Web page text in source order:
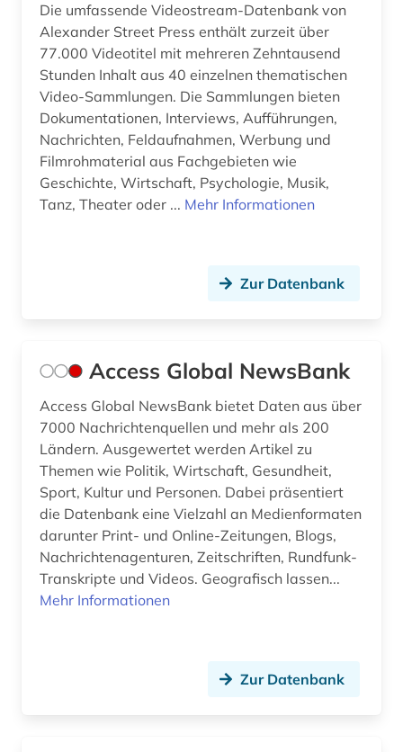
dänemark (7)
e-book (2)
e-commerce (1)
e-learning (7)
e-tutorial (1)
einblattdrucke (1)
elektronische bibliothek (1)
elektronische kunst (2)
elektronische publikation (1)
elektronische zeitschrift (14)
elektronische zeitung (4)
elektronisches buch (53)
Die umfassende Videostream-Datenbank von
Alexander Street Press enthält zurzeit über
77.000 Videotitel mit mehreren Zehntausend
Stunden Inhalt aus 40 einzelnen thematischen
Video-Sammlungen. Die Sammlungen bieten
Dokumentationen, Interviews, Aufführungen,
Nachrichten, Feldaufnahmen, Werbung und
Filmrohmaterial aus Fachgebieten wie
Geschichte, Wirtschaft, Psychologie, Musik,
Tanz, Theater oder ... Mehr Informationen
Zur Datenbank
Access Global NewsBank
Access Global NewsBank bietet Daten aus über
7000 Nachrichtenquellen und mehr als 200
Ländern. Ausgewertet werden Artikel zu
Themen wie Politik, Wirtschaft, Gesundheit,
Sport, Kultur und Personen. Dabei präsentiert
die Datenbank eine Vielzahl an Medienformaten
darunter Print- und Online-Zeitungen, Blogs,
Nachrichtenagenturen, Zeitschriften, Rundfunk-
Transkripte und Videos. Geografisch lassen...
Mehr Informationen
Zur Datenbank